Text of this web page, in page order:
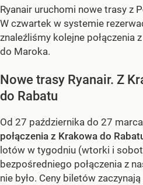
Ryanair uruchomi nowe trasy z
W czwartek w systemie
znaleźliśmy kolejne połączenia
do Maroka.
Nowe trasy Ryanair. Z
do Rabatu
Od 27 października do 27
połączenia z Krakowa do
lotów w tygodniu (wtorki i
bezpośredniego połączenia z
nie było. Ceny biletów